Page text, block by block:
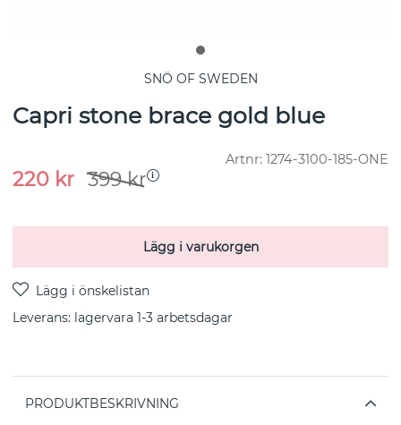
SNÖ OF SWEDEN
Capri stone brace gold blue
Artnr: 1274-3100-185-ONE
399kr
220 kr
Lägg i varukorgen
Leverans: lagervara 1-3 arbetsdagar
PRODUKTBESKRIVNING